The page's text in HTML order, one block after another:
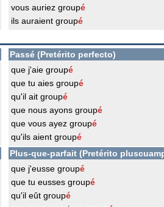
vous auriez groupé
ils auraient groupé
Passé (Pretérito perfecto)
que j'aie groupé
que tu aies groupé
qu'il ait groupé
que nous ayons groupé
que vous ayez groupé
qu'ils aient groupé
Plus-que-parfait (Pretérito
que j'eusse groupé
que tu eusses groupé
qu'il eût groupé